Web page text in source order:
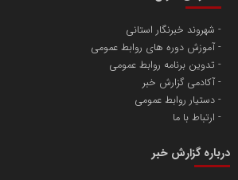
پایگاه اطلاع رسانی اعتلای نهادهای مردمی
مسعودصادقی
شهروند خبرنگار استانی
آموزش دوره های روابط عمومی
تدوین برنامه روابط عمومی
آکادمی گزارش خبر
دستیار روابط عمومی
ارتباط با ما
درباره گزارش خبر